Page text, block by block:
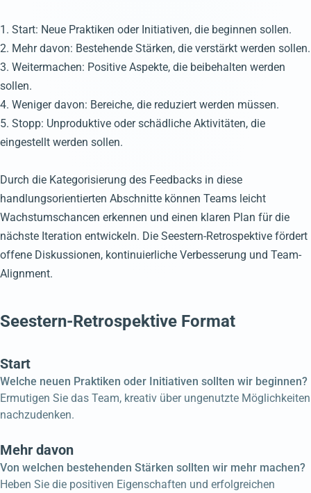
1. Start: Neue Praktiken oder Initiativen, die beginnen sollen.
2. Mehr davon: Bestehende Stärken, die verstärkt werden sollen.
3. Weitermachen: Positive Aspekte, die beibehalten werden
sollen.
4. Weniger davon: Bereiche, die reduziert werden müssen.
5. Stopp: Unproduktive oder schädliche Aktivitäten, die
eingestellt werden sollen.
Durch die Kategorisierung des Feedbacks in diese
handlungsorientierten Abschnitte können Teams leicht
Wachstumschancen erkennen und einen klaren Plan für die
nächste Iteration entwickeln. Die Seestern-Retrospektive fördert
offene Diskussionen, kontinuierliche Verbesserung und Team-
Alignment.
Seestern-Retrospektive Format
Start
Welche neuen Praktiken oder Initiativen sollten wir beginnen?
Ermutigen Sie das Team, kreativ über ungenutzte Möglichkeiten
nachzudenken.
Mehr davon
Von welchen bestehenden Stärken sollten wir mehr machen?
Heben Sie die positiven Eigenschaften und erfolgreichen